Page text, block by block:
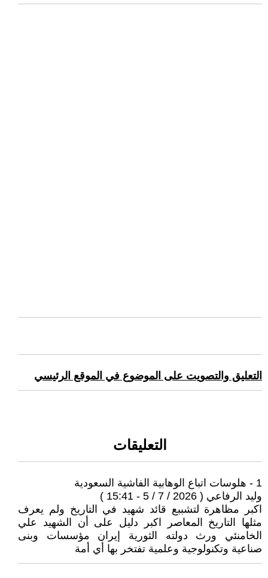
التعليق والتصويت على الموضوع في الموقع الرئيسي
التعليقات
1 - هلوسات اتباع الوهابية الفاشية السعودية
وليد الرفاعي ( 2026 / 7 / 5 - 15:41 )
اكبر مظاهرة لتشببع قائد شهيد في التاريخ ولم يعرف
مثلها التاريخ المعاصر اكبر دليل على أن الشهيد علي
الخامنئي ورث دولته الثورية إيران مؤسسات وبنى
صناعية وتكنولوجية وعلمية تفتخر بها أي أمة